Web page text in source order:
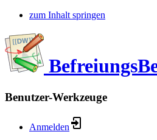
zum Inhalt springen
Benutzer-Werkzeuge
Anmelden